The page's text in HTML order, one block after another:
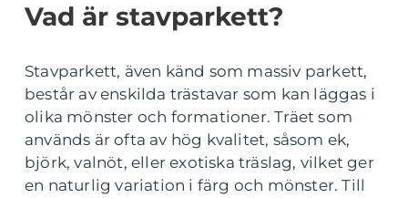
Vad är stavparkett?
Stavparkett, även känd som massiv parkett,
består av enskilda trästavar som kan läggas i
olika mönster och formationer. Träet som
används är ofta av hög kvalitet, såsom ek,
björk, valnöt, eller exotiska träslag, vilket ger
en naturlig variation i färg och mönster. Till